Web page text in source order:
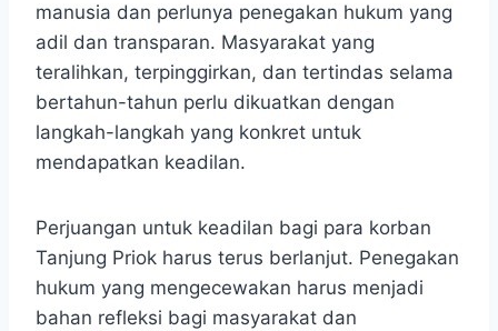
manusia dan perlunya penegakan hukum yang
adil dan transparan. Masyarakat yang
teralihkan, terpinggirkan, dan tertindas selama
bertahun-tahun perlu dikuatkan dengan
langkah-langkah yang konkret untuk
mendapatkan keadilan.
Perjuangan untuk keadilan bagi para korban
Tanjung Priok harus terus berlanjut. Penegakan
hukum yang mengecewakan harus menjadi
bahan refleksi bagi masyarakat dan